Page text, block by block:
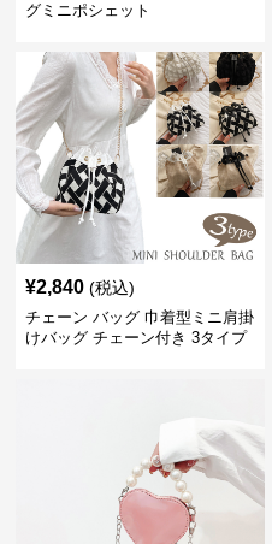
グミニポシェット
¥2,840 (税込)
チェーン バッグ 巾着型ミニ肩掛
けバッグ チェーン付き 3タイプ